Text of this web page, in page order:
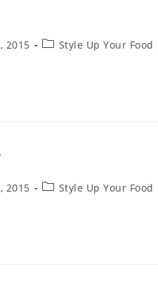
2015 Style Up Your Food
2015 Style Up Your Food